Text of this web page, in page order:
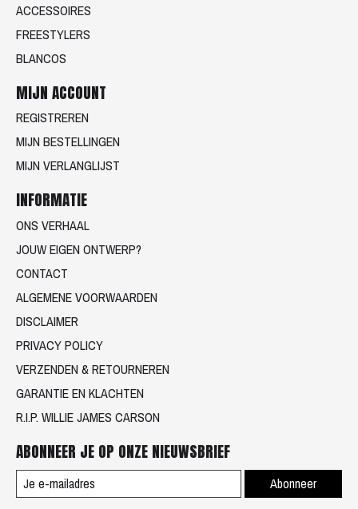
ACCESSOIRES
FREESTYLERS
BLANCOS
MIJN ACCOUNT
REGISTREREN
MIJN BESTELLINGEN
MIJN VERLANGLIJST
INFORMATIE
ONS VERHAAL
JOUW EIGEN ONTWERP?
CONTACT
ALGEMENE VOORWAARDEN
DISCLAIMER
PRIVACY POLICY
VERZENDEN & RETOURNEREN
GARANTIE EN KLACHTEN
R.I.P. WILLIE JAMES CARSON
ABONNEER JE OP ONZE NIEUWSBRIEF
Abonneer